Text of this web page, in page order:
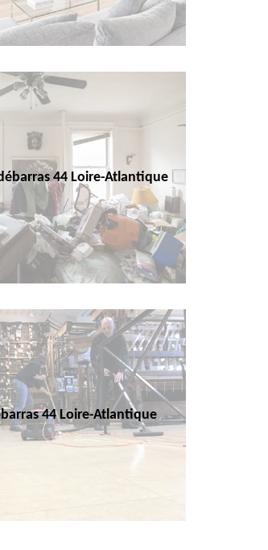
44 Loire-Atlantique
44 Loire-Atlantique